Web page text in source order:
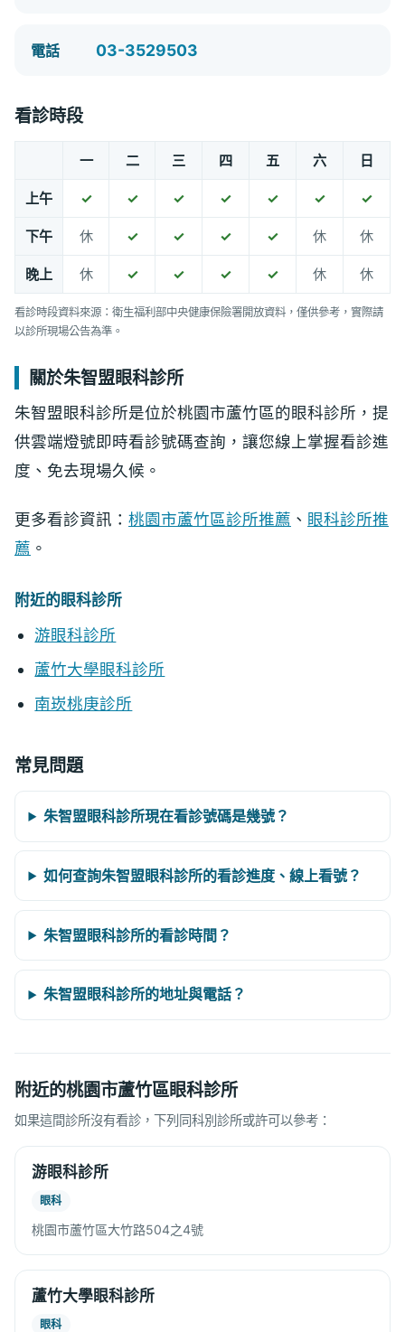
電話 03-3529503
看診時段
一 二 三 四 五 六 日
上午 ✓ ✓ ✓ ✓ ✓ ✓ ✓
下午 休 ✓ ✓ ✓ ✓ 休 休
晚上 休 ✓ ✓ ✓ ✓ 休 休
看診時段資料來源：衛生福利部中央健康保險署開放資料，僅供參考，實際請
以診所現場公告為準。
關於朱智盟眼科診所
朱智盟眼科診所是位於桃園市蘆竹區的眼科診所，提
供雲端燈號即時看診號碼查詢，讓您線上掌握看診進
度、免去現場久候。
更多看診資訊： 桃園市蘆竹區診所推薦 、 眼科診所推
薦 。
附近的眼科診所
游眼科診所
蘆竹大學眼科診所
南崁桃庚診所
常見問題
朱智盟眼科診所現在看診號碼是幾號？
如何查詢朱智盟眼科診所的看診進度、線上看號？
朱智盟眼科診所的看診時間？
朱智盟眼科診所的地址與電話？
附近的桃園市蘆竹區眼科診所
如果這間診所沒有看診，下列同科別診所或許可以參考：
游眼科診所
眼科
桃園市蘆竹區大竹路504之4號
蘆竹大學眼科診所
眼科